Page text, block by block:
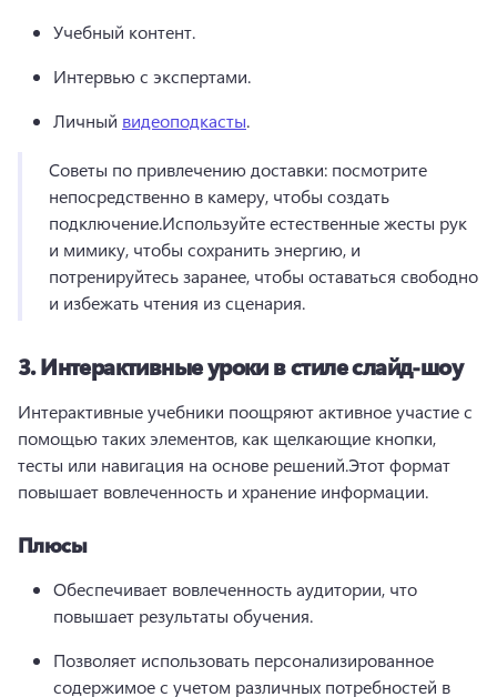
Учебный контент.
Интервью с экспертами.
Личный видеоподкасты.
Советы по привлечению доставки: посмотрите
непосредственно в камеру, чтобы создать
подключение.Используйте естественные жесты рук
и мимику, чтобы сохранить энергию, и
потренируйтесь заранее, чтобы оставаться свободно
и избежать чтения из сценария.
3.Интерактивные уроки в стиле слайд-шоу
Интерактивные учебники поощряют активное участие с
помощью таких элементов, как щелкающие кнопки,
тесты или навигация на основе решений.Этот формат
повышает вовлеченность и хранение информации.
Плюсы
Обеспечивает вовлеченность аудитории, что
повышает результаты обучения.
Позволяет использовать персонализированное
содержимое с учетом различных потребностей в